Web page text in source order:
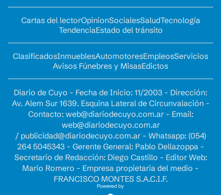
Cartas del lectorOpinionSocialesSaludTecnología
TendenciaEstado del tránsito
ClasificadosInmueblesAutomotoresEmpleosServicios
Avisos Fúnebres y MisasEdictos
Diario de Cuyo - Fecha de Inicio: 11/2003 - Dirección:
Av. Alem Sur 1639. Esquina Lateral de Circunvalación -
Contacto: web@diariodecuyo.com.ar- Email:
web@diariodecuyo.com.ar
/ publicidad@diariodecuyo.com.ar- Whatsapp: (054)
264 5045343 - Gerente General: Pablo Dellazoppa -
Secretario de Redacción: Diego Castillo - Editor Web:
Mario Romero - Empresa propietaria del medio -
FRANCISCO MONTES S.A.C.I.F.